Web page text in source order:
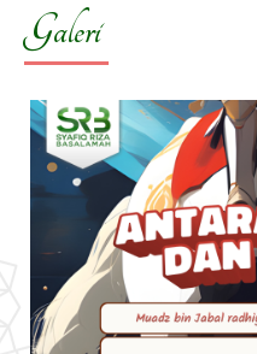
Galeri